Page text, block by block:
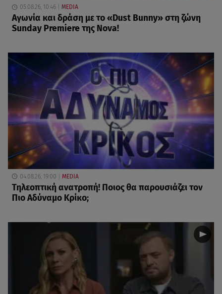
05.08.26, 10:46 MEDIA
Αγωνία και δράση με το «Dust Bunny» στη ζώνη
Sunday Premiere της Nova!
04.08.26, 19:00 MEDIA
Τηλεοπτική ανατροπή! Ποιος θα παρουσιάζει τον
Πιο Αδύναμο Κρίκο;